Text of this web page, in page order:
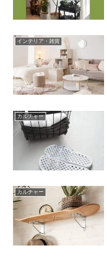
インテリア・雑貨
カルチャー
カルチャー